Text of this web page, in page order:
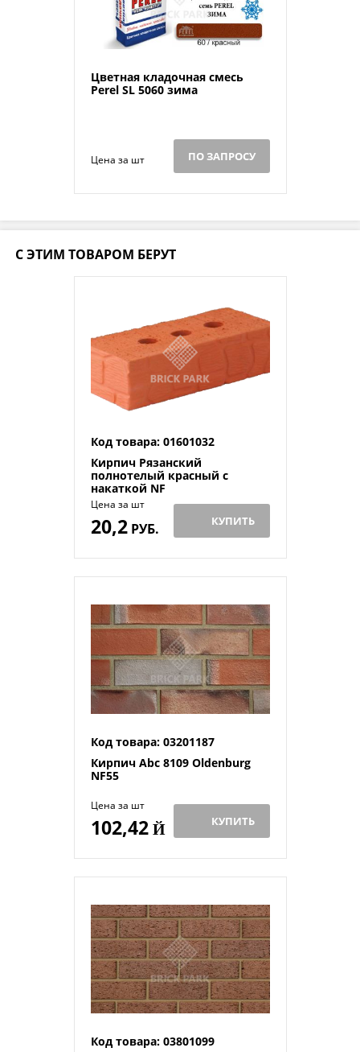
Цветная кладочная смесь
Perel SL 5060 зима
Цена за шт ПО ЗАПРОСУ
С ЭТИМ ТОВАРОМ БЕРУТ
Код товара: 01601032
Кирпич Рязанский
полнотелый красный с
накаткой NF
Цена за шт
20,2РУБ. КУПИТЬ
Код товара: 03201187
Кирпич Abc 8109 Oldenburg
NF55
Цена за шт
102,42Й КУПИТЬ
Код товара: 03801099